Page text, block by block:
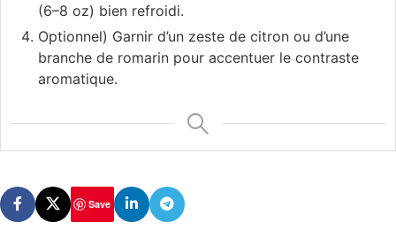
(6–8 oz) bien refroidi.
Optionnel) Garnir d’un zeste de citron ou d’une
branche de romarin pour accentuer le contraste
aromatique.
Save